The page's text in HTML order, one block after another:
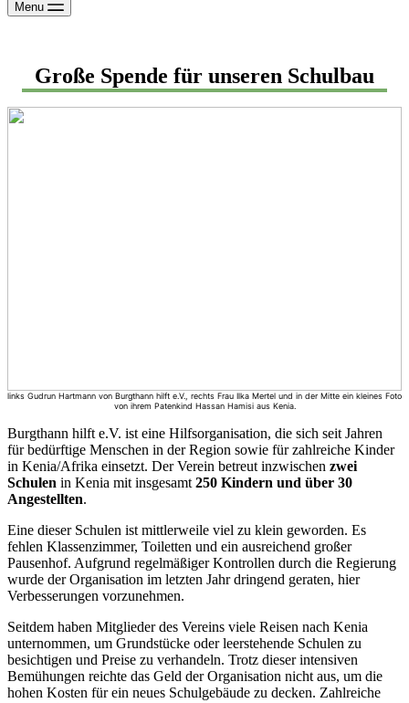
Menu
Große Spende für unseren Schulbau
links Gudrun Hartmann von Burgthann hilft e.V., rechts Frau Ilka Mertel und in der Mitte ein kleines Foto
von ihrem Patenkind Hassan Hamisi aus Kenia.
Burgthann hilft e.V. ist eine Hilfsorganisation, die sich seit Jahren
für bedürftige Menschen in der Region sowie für zahlreiche Kinder
in Kenia/Afrika einsetzt. Der Verein betreut inzwischen zwei
Schulen in Kenia mit insgesamt 250 Kindern und über 30
Angestellten.
Eine dieser Schulen ist mittlerweile viel zu klein geworden. Es
fehlen Klassenzimmer, Toiletten und ein ausreichend großer
Pausenhof. Aufgrund regelmäßiger Kontrollen durch die Regierung
wurde der Organisation im letzten Jahr dringend geraten, hier
Verbesserungen vorzunehmen.
Seitdem haben Mitglieder des Vereins viele Reisen nach Kenia
unternommen, um Grundstücke oder leerstehende Schulen zu
besichtigen und Preise zu verhandeln. Trotz dieser intensiven
Bemühungen reichte das Geld der Organisation nicht aus, um die
hohen Kosten für ein neues Schulgebäude zu decken. Zahlreiche